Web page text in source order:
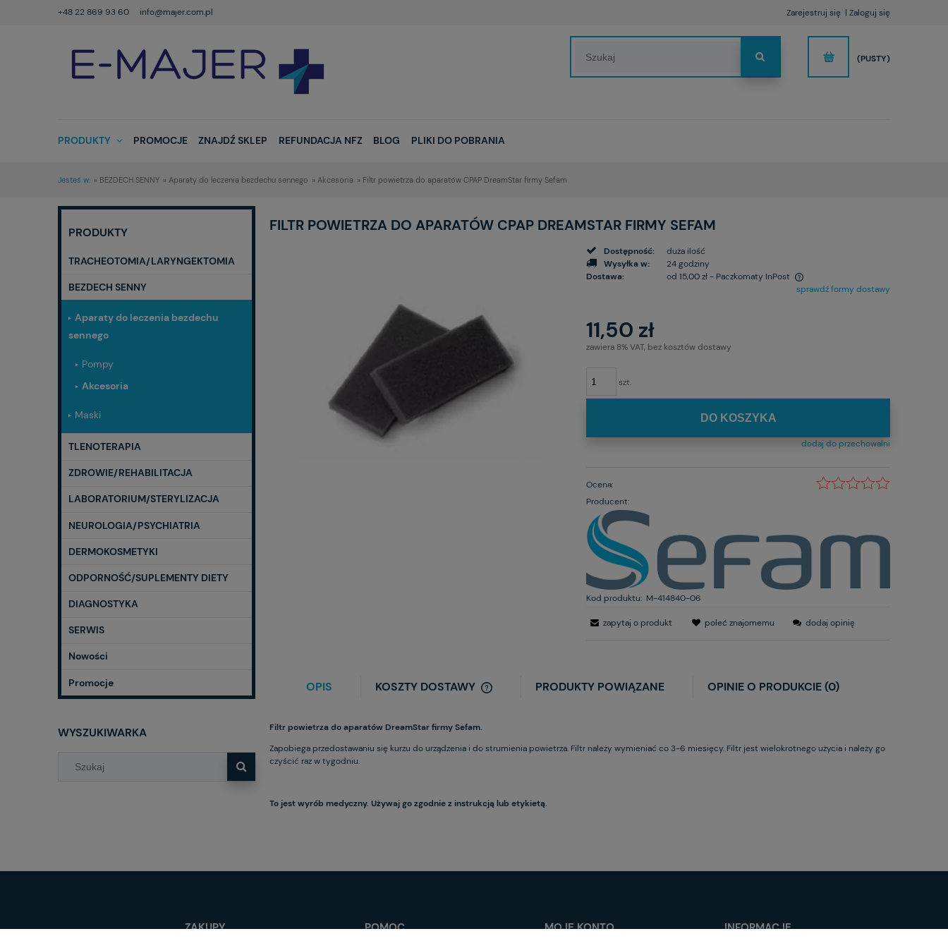
Zarejestruj się Zaloguj się
+48 22 869 93 60 info@majer.com.pl
(PUSTY)
PRODUKTY PROMOCJE ZNAJDŹ SKLEP REFUNDACJA NFZ BLOG PLIKI DO POBRANIA
Jesteś w: » BEZDECH SENNY » Aparaty do leczenia bezdechu sennego » Akcesoria » Filtr powietrza do aparatów CPAP DreamStar firmy Sefam
PRODUKTY
TRACHEOTOMIA/LARYNGEKTOMIA
BEZDECH SENNY
Aparaty do leczenia bezdechu
sennego
Pompy
Akcesoria
Maski
TLENOTERAPIA
ZDROWIE/REHABILITACJA
LABORATORIUM/STERYLIZACJA
NEUROLOGIA/PSYCHIATRIA
DERMOKOSMETYKI
ODPORNOŚĆ/SUPLEMENTY DIETY
DIAGNOSTYKA
SERWIS
Nowości
Promocje
WYSZUKIWARKA
FILTR POWIETRZA DO APARATÓW CPAP DREAMSTAR FIRMY SEFAM
Dostępność:
duża ilość
Wysyłka w:
24 godziny
Dostawa:
od 15,00 zł- Paczkomaty InPost
sprawdź formy dostawy
11,50 zł
zawiera 8% VAT, bez kosztów dostawy
szt.
DO KOSZYKA
dodaj do przechowalni
Ocena:
Producent:
Kod produktu: M-414840-06
zapytaj o produkt poleć znajomemu dodaj opinię
OPIS KOSZTY DOSTAWY PRODUKTY POWIĄZANE OPINIE O PRODUKCIE (0)
Filtr powietrza do aparatów DreamStar firmy Sefam.
Zapobiega przedostawaniu się kurzu do urządzenia i do strumienia powietrza. Filtr należy wymieniać co 3-6 miesięcy. Filtr jest wielokrotnego użycia i należy go
czyścić raz w tygodniu.
To jest wyrób medyczny. Używaj go zgodnie z instrukcją lub etykietą.
ZAKUPY POMOC MOJE KONTO INFORMACJE